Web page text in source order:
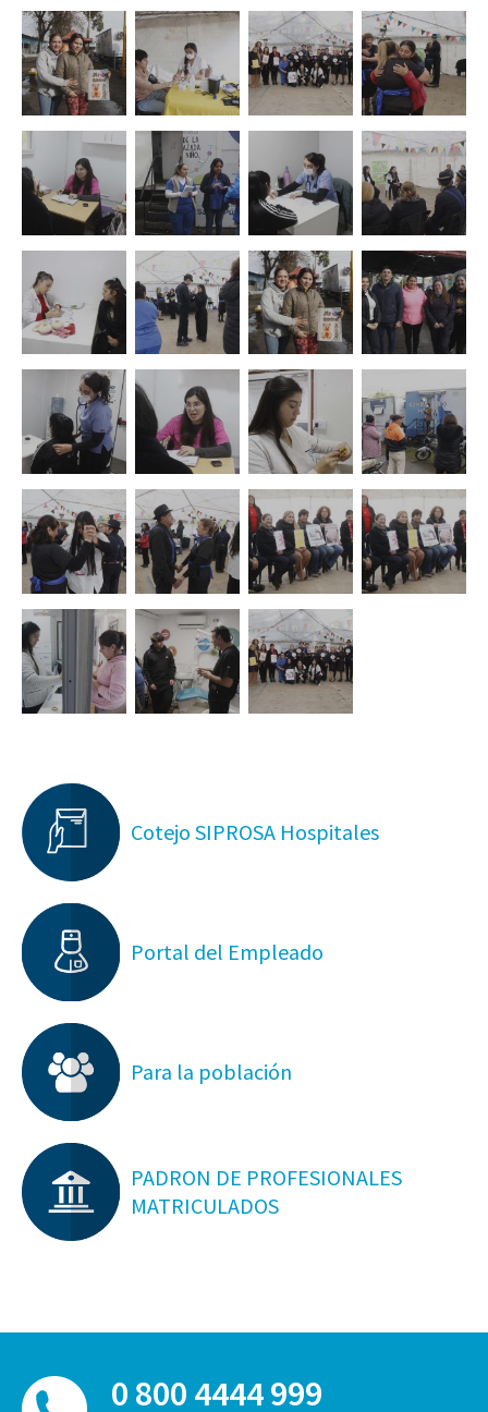
Cotejo SIPROSA Hospitales
Portal del Empleado
Para la población
PADRON DE PROFESIONALES
MATRICULADOS
0 800 4444 999